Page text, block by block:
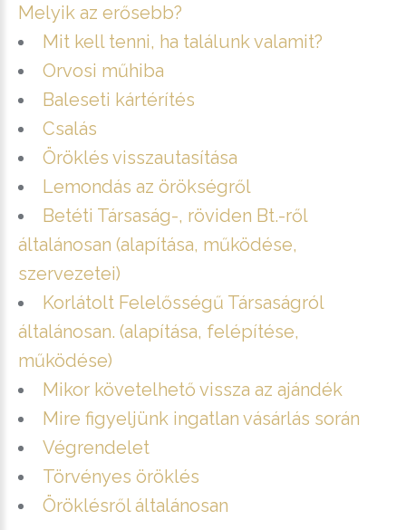
Melyik az erősebb?
Mit kell tenni, ha találunk valamit?
Orvosi műhiba
Baleseti kártérítés
Csalás
Öröklés visszautasítása
Lemondás az örökségről
Betéti Társaság-, röviden Bt.-ről
általánosan (alapítása, működése,
szervezetei)
Korlátolt Felelősségű Társaságról
általánosan. (alapítása, felépítése,
működése)
Mikor követelhető vissza az ajándék
Mire figyeljünk ingatlan vásárlás során
Végrendelet
Törvényes öröklés
Öröklésről általánosan